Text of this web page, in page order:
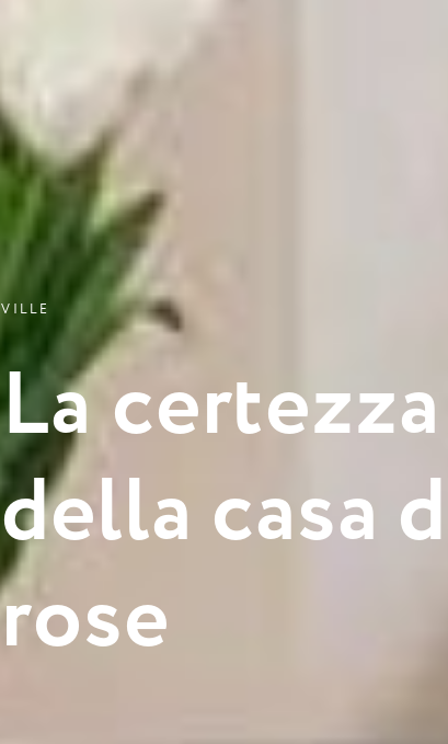
V I LLE
Lacertezza
della casa d
rose